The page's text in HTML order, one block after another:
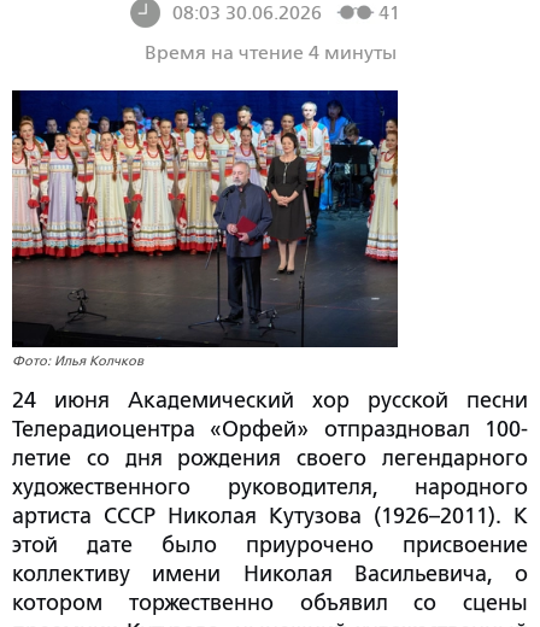
08:03 30.06.2026
41
Время на чтение 4 минуты
Фото: Илья Колчков
24 июня
Академический хор русской песни
Телерадиоцентра «Орфей» отпраздновал 100-
летие со дня рождения своего легендарного
художественного руководителя, народного
артиста СССР Николая Кутузова (1926–2011). К
этой дате было приурочено присвоение
коллективу имени Николая Васильевича, о
котором торжественно объявил со сцены